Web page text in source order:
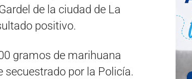
de la ciudad de La
positivo.
gramos de marihuana
secuestrado por la Policía.